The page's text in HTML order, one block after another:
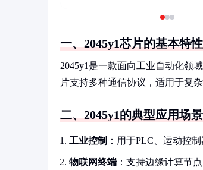
一、2045y1芯片的基本特性
2045y1是一款面向工业自动化领
片支持多种通信协议，适用于复
二、2045y1的典型应用场景
工业控制 ：用于PLC、运动控
物联网终端 ：支持边缘计算节